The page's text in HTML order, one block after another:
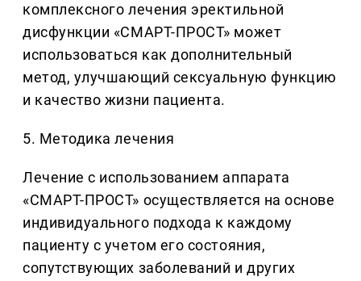
комплексного лечения эректильной
дисфункции «СМАРТ-ПРОСТ» может
использоваться как дополнительный
метод, улучшающий сексуальную функцию
и качество жизни пациента.
5. Методика лечения
Лечение с использованием аппарата
«СМАРТ-ПРОСТ» осуществляется на основе
индивидуального подхода к каждому
пациенту с учетом его состояния,
сопутствующих заболеваний и других